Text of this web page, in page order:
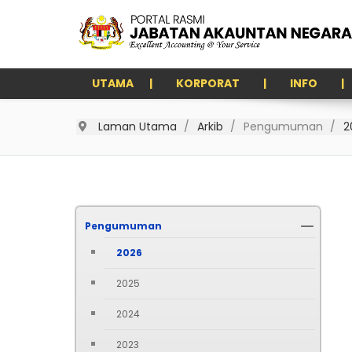
UTAMA KORPORAT INFO
Laman Utama Arkib Pengumuman
Pengumuman
2026
2025
2024
2023